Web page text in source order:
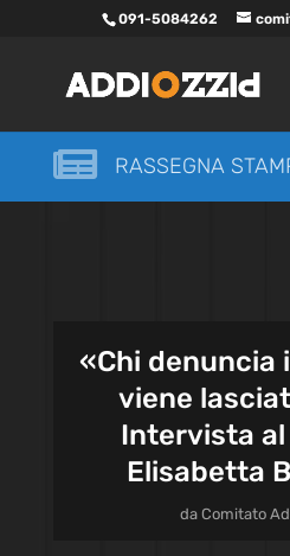
091-5084262
 RASSEGNA
«Chi denuncia
viene
Intervista
Elisabetta
daComitato